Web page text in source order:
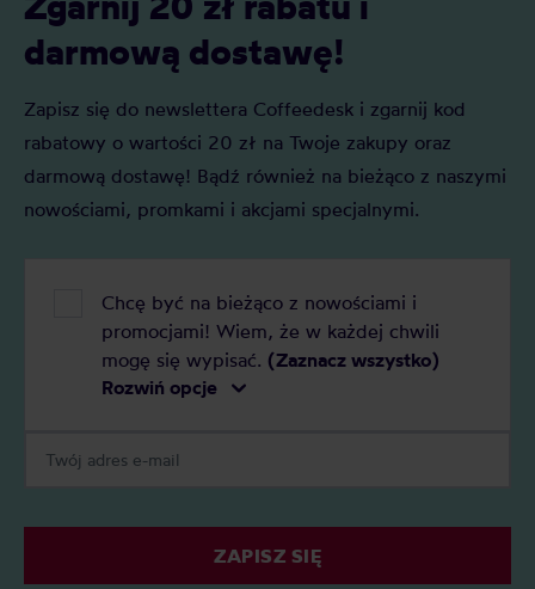
darmową dostawę!
Zapisz się do newslettera Coffeedesk i zgarnij kod
rabatowy o wartości 20 zł na Twoje zakupy oraz
darmową dostawę! Bądź również na bieżąco z naszymi
nowościami, promkami i akcjami specjalnymi.
Chcę być na bieżąco z nowościami i
promocjami! Wiem, że w każdej chwili
mogę się wypisać. (Zaznacz wszystko)
Rozwiń opcje
ZAPISZ SIĘ